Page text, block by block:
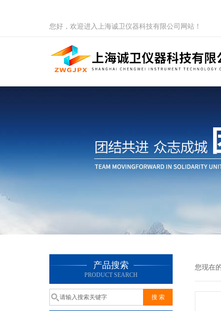
您好，欢迎进入上海诚卫仪器科技有限公司网站！
产品搜索
PRODUCT SEARCH
您现在